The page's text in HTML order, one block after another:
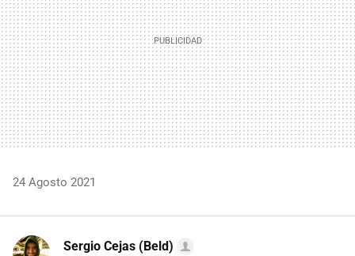
24 Agosto 2021
Sergio Cejas (Beld)